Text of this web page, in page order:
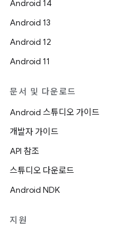
Android 14
Android 13
Android 12
Android 11
문서 및 다운로드
Android 스튜디오 가이드
개발자 가이드
API 참조
스튜디오 다운로드
Android NDK
지원